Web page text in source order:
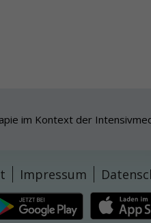
im Kontext der
Impressum